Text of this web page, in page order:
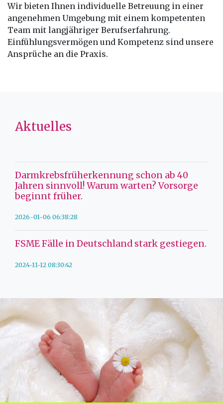
Wir bieten Ihnen individuelle Betreuung in einer
angenehmen Umgebung mit einem kompetenten
Team mit langjähriger Berufserfahrung.
Einfühlungsvermögen und Kompetenz sind unsere
Ansprüche an die Praxis.
Aktuelles
Darmkrebsfrüherkennung schon ab 40
Jahren sinnvoll! Warum warten? Vorsorge
beginnt früher.
2026-01-06 06:38:28
FSME Fälle in Deutschland stark gestiegen.
2024-11-12 08:30:42